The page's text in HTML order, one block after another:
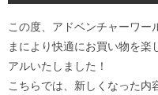
この度、アドベンチャーワー
まにより快適にお買い物を
アルいたしました！
こちらでは、新しくなった内